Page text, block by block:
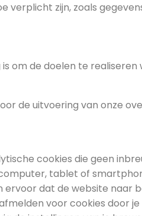
zijn, zoals
om de doelen te
de uitvoering van onze
cookies die geen
tablet of
ervoor dat de website
voor cookies door